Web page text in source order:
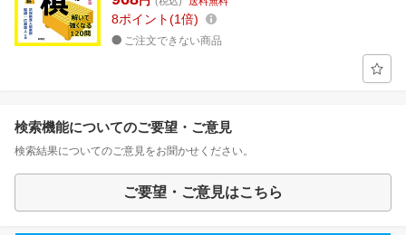
8ポイント 1倍
ご注文できない商品
検索機能についてのご要望・ご意見
検索結果についてのご意見をお聞かせください。
ご要望・ご意見はこちら